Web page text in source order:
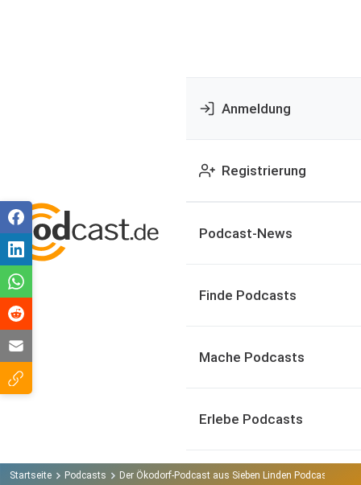
Anmeldung
Registrierung
Podcast-News
Finde Podcasts
Mache Podcasts
Erlebe Podcasts
Startseite Podcasts Der Ökodorf-Podcast aus Sieben Linden Podcast